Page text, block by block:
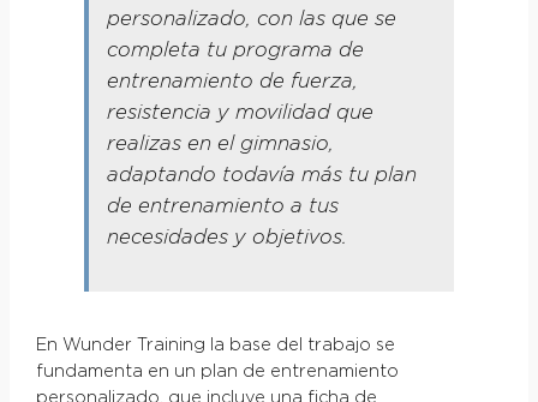
personalizado, con las que se
completa tu programa de
entrenamiento de fuerza,
resistencia y movilidad que
realizas en el gimnasio,
adaptando todavía más tu plan
de entrenamiento a tus
necesidades y objetivos.
En Wunder Training la base del trabajo se
fundamenta en un plan de entrenamiento
personalizado, que incluye una ficha de